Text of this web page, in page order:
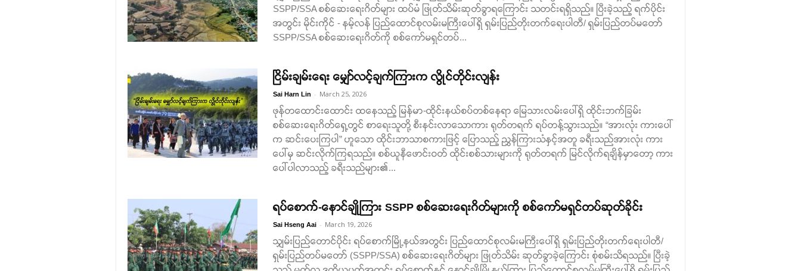
SSPP/SSA စစ်ဆေးရေးဂိတ်များ ထပ်မံ ဖြုတ်သိမ်းဆုတ်ခွာရကြောင်း သတင်းရရှိသည်။ ပြီးခဲ့သည့် ရက်ပိုင်း
အတွင်း မိုင်းကိုင် - နမ့်လန် ပြည်ထောင်စုလမ်းမကြီးပေါ်ရှိ ရှမ်းပြည်တိုးတက်ရေးပါတီ/ ရှမ်းပြည်တပ်မတော်
SSPP/SSA စစ်ဆေးရေးဂိတ်ကို စစ်ကော်မရှင်တပ်...
ငြိမ်းချမ်းရေး မျှော်လင့်ချက်ကြားက လွိုင်တိုင်းလျန်း
Sai Harn Lin - March 25, 2026
ဖုန်တထောင်းထောင်း ထနေသည့် မြန်မာ-ထိုင်းနယ်စပ်တစ်နေရာ မြေသားလမ်းပေါ်ရှိ ထိုင်းဘက်ခြမ်း
စစ်ဆေးရေးဂိတ်ရှေ့တွင် စာရေးသူတို့ စီးနင်းလာသောကား ရုတ်တရက် ရပ်တန့်သွားသည်။ “အားလုံး ကားပေါ်
က ဆင်းပေးကြပါ” ဟူသော ထိုင်းဘာသာစကားဖြင့် ပြောသည့် ညွှန်ကြားသံနှင့်အတူ ခရီးသည်အားလုံး ကား
ပေါ်မှ ဆင်းလိုက်ကြရသည်။ စစ်ယူနီဖောင်းဝတ် ထိုင်းစစ်သားများကို ရုတ်တရက် မြင်လိုက်ရချိန်မှာတော့ ကား
ပေါ်ပါလာသည့် ခရီးသည်များ၏...
ရပ်စောက်-နောင်ချိုကြား SSPP စစ်ဆေးရေးဂိတ်များကို စစ်ကော်မရှင်တပ်ဆုတ်ခိုင်း
Sai Hseng Aai - March 19, 2026
သျှမ်းပြည်တောင်ပိုင်း ရပ်စောက်မြို့နယ်အတွင်း ပြည်ထောင်စုလမ်းမကြီးပေါ်ရှိ ရှမ်းပြည်တိုးတက်ရေးပါတီ/
ရှမ်းပြည်တပ်မတော် (SSPP/SSA) စစ်ဆေးရေးဂိတ်များ ဖြုတ်သိမ်း ဆုတ်ခွာခဲ့ကြောင်း စုံစမ်းသိရသည်။ ပြီးခဲ့